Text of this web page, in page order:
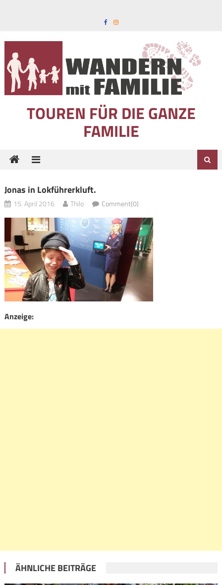
TOUREN FÜR DIE GANZE
FAMILIE
Jonas in Lokführerkluft.
15. April 2016 Thilo Comment(0)
Anzeige:
ÄHNLICHE BEITRÄGE